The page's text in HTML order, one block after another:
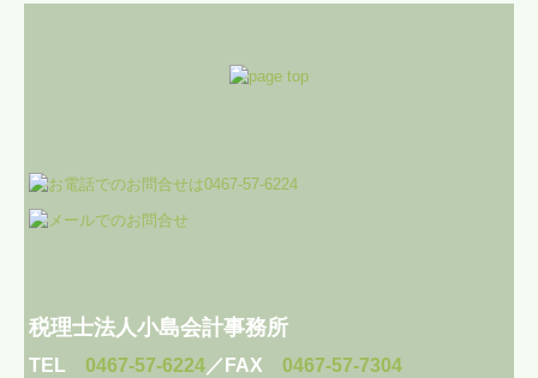
税理士法人小島会計事務所
TEL0467-57-6224／FAX0467-57-7304